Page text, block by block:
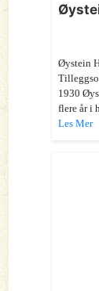
Øystein
1930
flere år i
Les Mer